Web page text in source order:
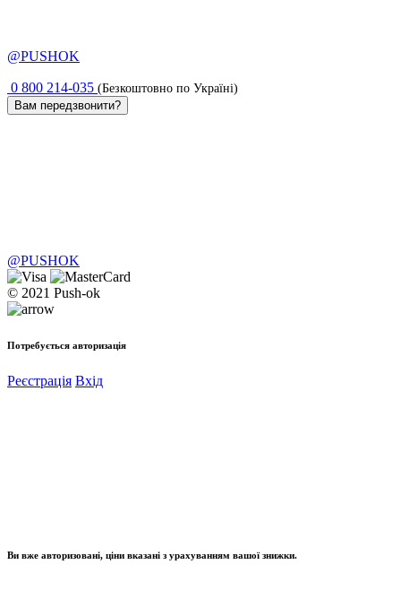
@PUSHOK
0 800 214-035 (Безкоштовно по Україні)
Вам передзвонити?
@PUSHOK
© 2021 Push-ok
Потребується авторизація
Реєстрація Вхід
Ви вже авторизовані, ціни вказані з урахуванням вашої знижки.